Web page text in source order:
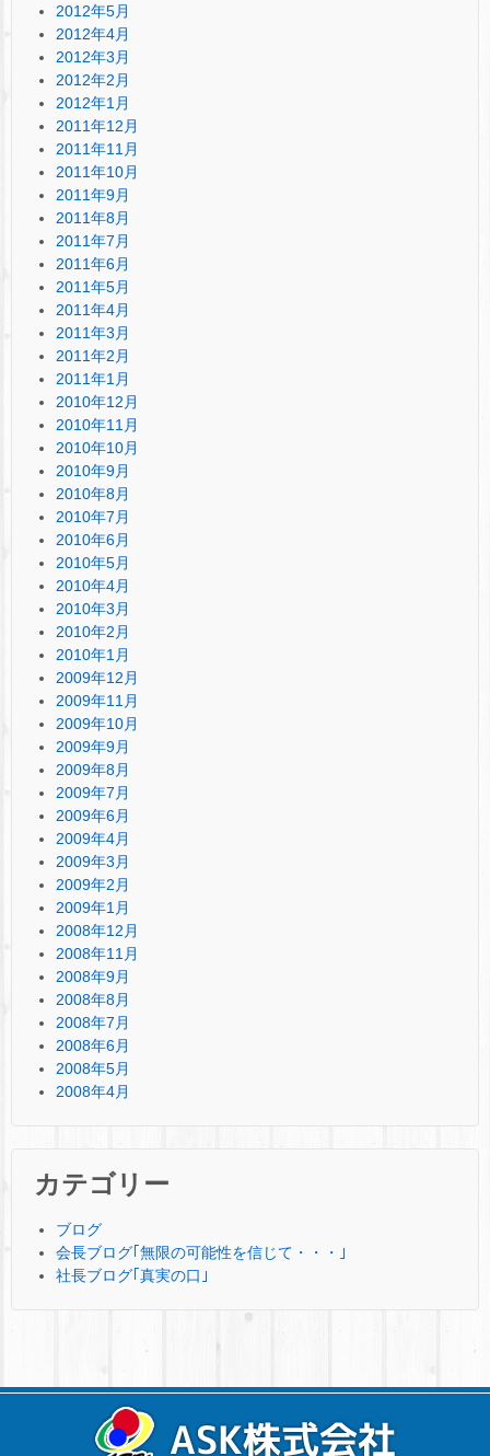
2012年5月
2012年4月
2012年3月
2012年2月
2012年1月
2011年12月
2011年11月
2011年10月
2011年9月
2011年8月
2011年7月
2011年6月
2011年5月
2011年4月
2011年3月
2011年2月
2011年1月
2010年12月
2010年11月
2010年10月
2010年9月
2010年8月
2010年7月
2010年6月
2010年5月
2010年4月
2010年3月
2010年2月
2010年1月
2009年12月
2009年11月
2009年10月
2009年9月
2009年8月
2009年7月
2009年6月
2009年4月
2009年3月
2009年2月
2009年1月
2008年12月
2008年11月
2008年9月
2008年8月
2008年7月
2008年6月
2008年5月
2008年4月
カテゴリー
ブログ
会長ブログ｢無限の可能性を信じて・・・｣
社長ブログ｢真実の口｣